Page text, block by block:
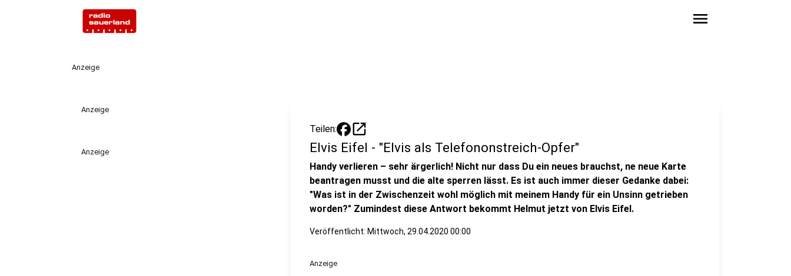
menu
Anzeige
Anzeige
Anzeige
Teilen: open_in_new
Elvis Eifel - "Elvis als Telefononstreich-Opfer"
Handy verlieren – sehr ärgerlich! Nicht nur dass Du ein neues brauchst, ne neue Karte
beantragen musst und die alte sperren lässt. Es ist auch immer dieser Gedanke dabei:
"Was ist in der Zwischenzeit wohl möglich mit meinem Handy für ein Unsinn getrieben
worden?" Zumindest diese Antwort bekommt Helmut jetzt von Elvis Eifel.
Veröffentlicht: Mittwoch, 29.04.2020 00:00
Anzeige